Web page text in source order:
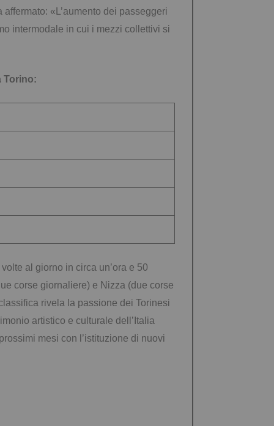
«L’aumento dei passeggeri
intermodale in cui i mezzi collettivi si
Torino:
al giorno in circa un’ora e 50
corse giornaliere) e Nizza (due corse
rivela la passione dei Torinesi
artistico e culturale dell’Italia
mesi con l’istituzione di nuovi